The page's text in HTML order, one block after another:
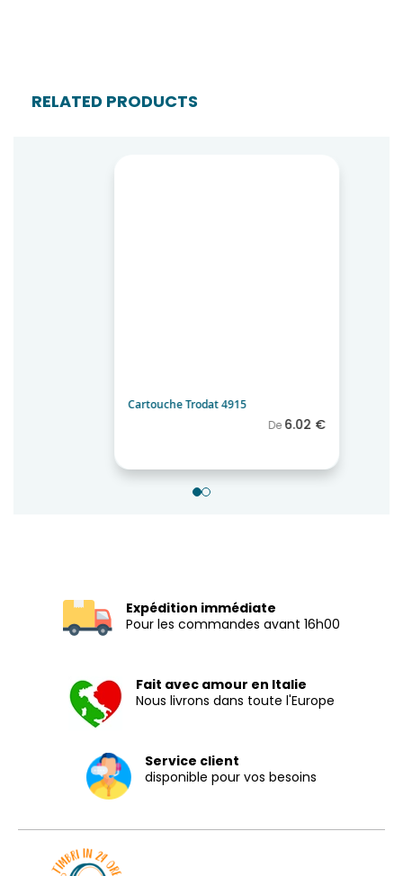
RELATED PRODUCTS
Cartouche Trodat 4915
6.02 €
Expédition immédiate
Pour les commandes avant 16h00
Fait avec amour en Italie
Nous livrons dans toute l'Europe
Service client
disponible pour vos besoins